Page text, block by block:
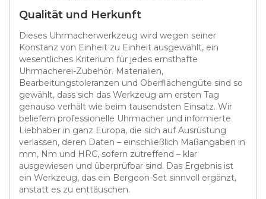
Qualität und Herkunft
Dieses Uhrmacherwerkzeug wird wegen seiner
Konstanz von Einheit zu Einheit ausgewählt, ein
wesentliches Kriterium für jedes ernsthafte
Uhrmacherei-Zubehör. Materialien,
Bearbeitungstoleranzen und Oberflächengüte sind so
gewählt, dass sich das Werkzeug am ersten Tag
genauso verhält wie beim tausendsten Einsatz. Wir
beliefern professionelle Uhrmacher und informierte
Liebhaber in ganz Europa, die sich auf Ausrüstung
verlassen, deren Daten – einschließlich Maßangaben in
mm, Nm und HRC, sofern zutreffend – klar
ausgewiesen und überprüfbar sind. Das Ergebnis ist
ein Werkzeug, das ein Bergeon-Set sinnvoll ergänzt,
anstatt es zu enttäuschen.